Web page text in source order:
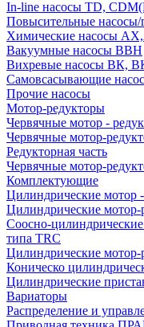
In-line насосы TD,
Повысительные
Химические насосы
Вакуумные насосы ВВН
Вихревые насосы ВК,
Самовсасывающие
Прочие насосы
Мотор-редукторы
Червячные мотор -
Червячные мотор-
Редукторная часть
Червячные мотор-
Комплектующие
Цилиндрические мотор
Цилиндрические мотор-
Соосно-
типа TRC
Цилиндрические мотор-
Коническо
Цилиндрические
Вариаторы
Распределение и